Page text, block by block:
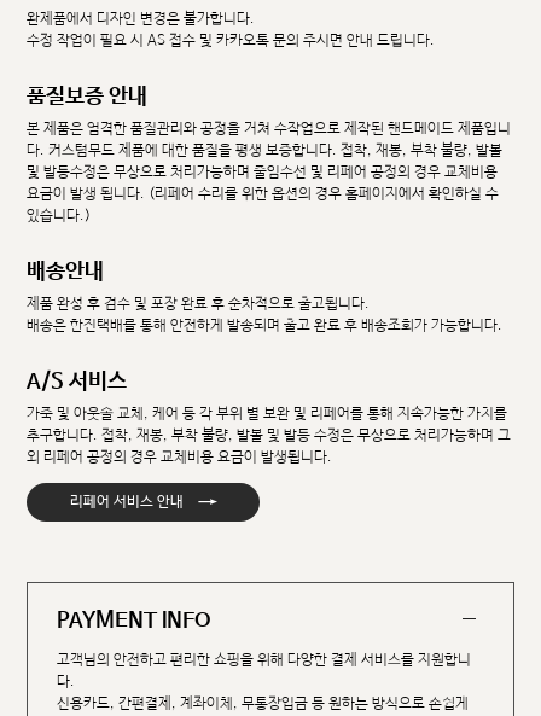
완제품에서 디자인 변경은 불가합니다.
수정 작업이 필요 시 AS 접수 및 카카오톡 문의 주시면 안내 드립니다.
품질보증 안내
본 제품은 엄격한 품질관리와 공정을 거쳐 수작업으로 제작된 핸드메이드 제품입니
다. 커스텀무드 제품에 대한 품질을 평생 보증합니다. 접착, 재봉, 부착 불량, 발볼
및 발등수정은 무상으로 처리가능하며 줄임수선 및 리페어 공정의 경우 교체비용
요금이 발생 됩니다. (리페어 수리를 위한 옵션의 경우 홈페이지에서 확인하실 수
있습니다.)
배송안내
제품 완성 후 검수 및 포장 완료 후 순차적으로 출고됩니다.
배송은 한진택배를 통해 안전하게 발송되며 출고 완료 후 배송조회가 가능합니다.
A/S 서비스
가죽 및 아웃솔 교체, 케어 등 각 부위 별 보완 및 리페어를 통해 지속가능한 가치를
추구합니다. 접착, 재봉, 부착 불량, 발볼 및 발등 수정은 무상으로 처리가능하며 그
외 리페어 공정의 경우 교체비용 요금이 발생됩니다.
리페어 서비스 안내 →
PAYMENT INFO
고객님의 안전하고 편리한 쇼핑을 위해 다양한 결제 서비스를 지원합니
다.
신용카드, 간편결제, 계좌이체, 무통장입금 등 원하는 방식으로 손쉽게